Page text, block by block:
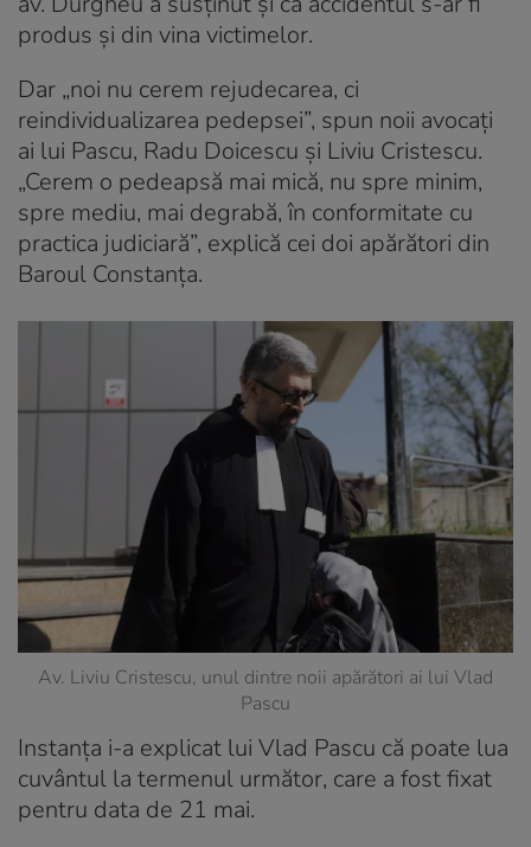
produs şi din vina victimelor.
Dar „noi nu cerem rejudecarea, ci
reindividualizarea pedepsei”, spun noii avocaţi
ai lui Pascu, Radu Doicescu şi Liviu Cristescu.
„Cerem o pedeapsă mai mică, nu spre minim,
spre mediu, mai degrabă, în conformitate cu
practica judiciară”, explică cei doi apărători din
Baroul Constanţa.
Av. Liviu Cristescu, unul dintre noii apărători ai lui Vlad
Pascu
Instanţa i-a explicat lui Vlad Pascu că poate lua
cuvântul la termenul următor, care a fost fixat
pentru data de 21 mai.